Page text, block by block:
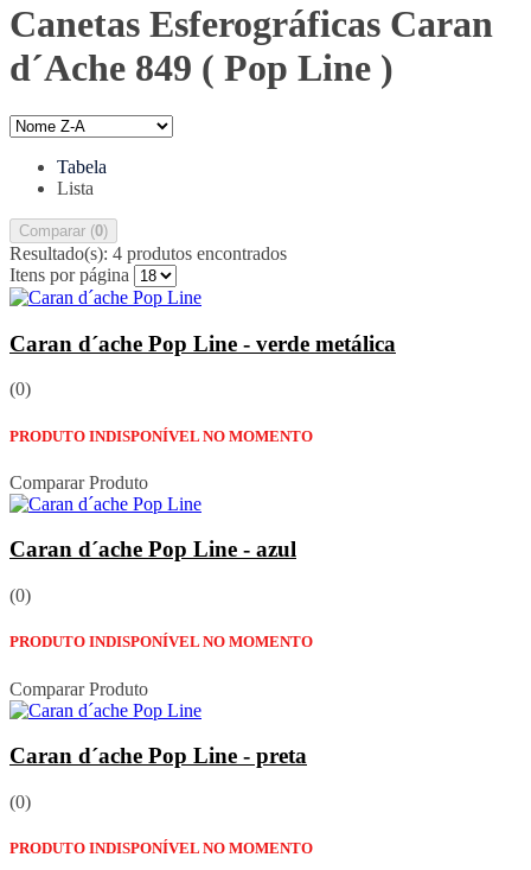
Canetas Esferográficas Caran
d´Ache 849 ( Pop Line )
Tabela
Lista
Comparar (0)
Resultado(s): 4 produtos encontrados
Itens por página
Caran d´ache Pop Line - verde metálica
(0)
PRODUTO INDISPONÍVEL NO MOMENTO
Comparar Produto
Caran d´ache Pop Line - azul
(0)
PRODUTO INDISPONÍVEL NO MOMENTO
Comparar Produto
Caran d´ache Pop Line - preta
(0)
PRODUTO INDISPONÍVEL NO MOMENTO